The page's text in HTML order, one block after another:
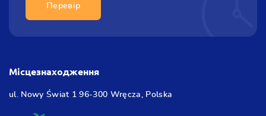
Перевір
Місцезнаходження
ul. Nowy Świat 196-300 Wręcza, Polska